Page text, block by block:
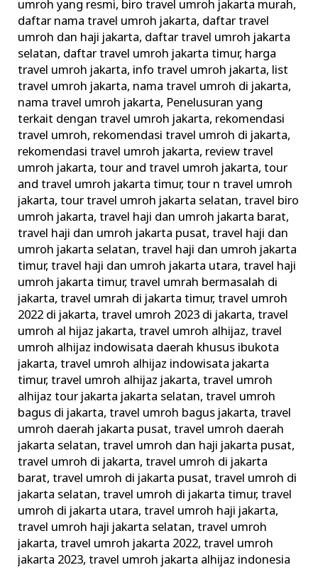
umroh yang resmi, biro travel umroh jakarta murah,
daftar nama travel umroh jakarta, daftar travel
umroh dan haji jakarta, daftar travel umroh jakarta
selatan, daftar travel umroh jakarta timur, harga
travel umroh jakarta, info travel umroh jakarta, list
travel umroh jakarta, nama travel umroh di jakarta,
nama travel umroh jakarta, Penelusuran yang
terkait dengan travel umroh jakarta, rekomendasi
travel umroh, rekomendasi travel umroh di jakarta,
rekomendasi travel umroh jakarta, review travel
umroh jakarta,tour and travel umroh jakarta,tour
and travel umroh jakarta timur,tour n travel umroh
jakarta,tour travel umroh jakarta selatan,travel biro
umroh jakarta,travel haji dan umroh jakarta barat,
travel haji dan umroh jakarta pusat,travel haji dan
umroh jakarta selatan,travel haji dan umroh jakarta
timur,travel haji dan umroh jakarta utara,travel haji
umroh jakarta timur,travel umrah bermasalah di
jakarta,travel umrah di jakarta timur,travel umroh
2022 di jakarta,travel umroh 2023 di jakarta,travel
umroh al hijaz jakarta,travel umroh alhijaz,travel
umroh alhijaz indowisata daerah khusus ibukota
jakarta,travel umroh alhijaz indowisata jakarta
timur,travel umroh alhijaz jakarta,travel umroh
alhijaz tour jakarta jakarta selatan,travel umroh
bagus di jakarta,travel umroh bagus jakarta,travel
umroh daerah jakarta pusat,travel umroh daerah
jakarta selatan,travel umroh dan haji jakarta pusat,
travel umroh di jakarta,travel umroh di jakarta
barat,travel umroh di jakarta pusat,travel umroh di
jakarta selatan,travel umroh di jakarta timur,travel
umroh di jakarta utara,travel umroh haji jakarta,
travel umroh haji jakarta selatan,travel umroh
jakarta,travel umroh jakarta 2022,travel umroh
jakarta 2023,travel umroh jakarta alhijaz indonesia
Full
Service